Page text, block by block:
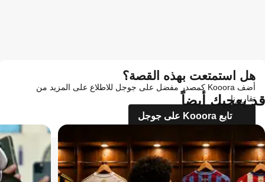
هل استمتعت بهذه القصة؟
أضف Kooora كمصدر مفضل على جوجل للاطلاع على المزيد من
تقاريرنا
تابع Kooora على جوجل
قد يعجبك أيضاً